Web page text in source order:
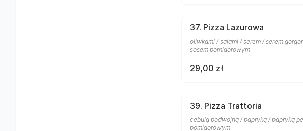
37. Pizza Lazurowa
oliwkami / salami / serem / serem
sosem pomidorowym
29,00 zł
39. Pizza Trattoria
cebulą podwójną / papryką / papryką
pomidorowym